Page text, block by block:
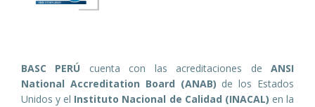
BASC PERÚ cuenta con las acreditaciones deANSI
National Accreditation Board (ANAB) de los Estados
Unidos y el Instituto Nacional de Calidad (INACAL) en la